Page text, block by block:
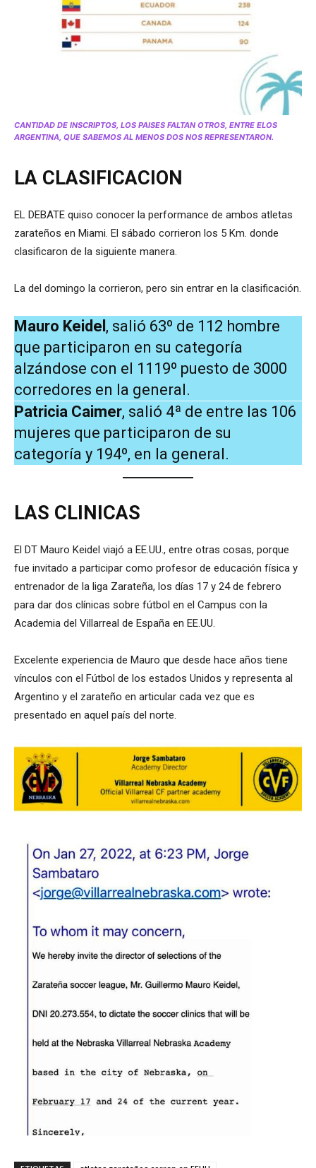
CANTIDAD DE INSCRIPTOS, LOS PAISES FALTAN OTROS, ENTRE ELOS
ARGENTINA, QUE SABEMOS AL MENOS DOS NOS REPRESENTARON.
LA CLASIFICACION
EL DEBATE quiso conocer la performance de ambos atletas
zarateños en Miami. El sábado corrieron los 5 Km. donde
clasificaron de la siguiente manera.
La del domingo la corrieron, pero sin entrar en la clasificación.
Mauro Keidel , salió 63º de 112 hombre
que participaron en su categoría
alzándose con el 1119º puesto de 3000
corredores en la general.
Patricia Caimer, salió 4ª de entre las 106
mujeres que participaron de su
categoría y 194º, en la general.
LAS CLINICAS
El DT Mauro Keidel viajó a EE.UU., entre otras cosas, porque
fue invitado a participar como profesor de educación física y
entrenador de la liga Zarateña, los días 17 y 24 de febrero
para dar dos clínicas sobre fútbol en el Campus con la
Academia del Villarreal de España en EE.UU.
Excelente experiencia de Mauro que desde hace años tiene
vínculos con el Fútbol de los estados Unidos y representa al
Argentino y el zarateño en articular cada vez que es
presentado en aquel país del norte.